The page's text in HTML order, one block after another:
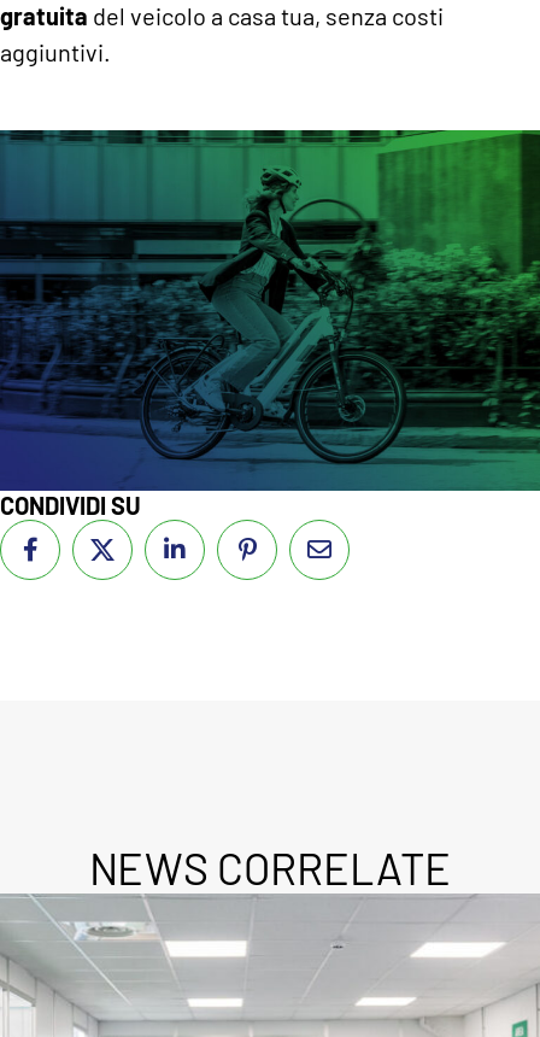
gratuita del veicolo a casa tua, senza costi
aggiuntivi.
CONDIVIDI SU
NEWS CORRELATE